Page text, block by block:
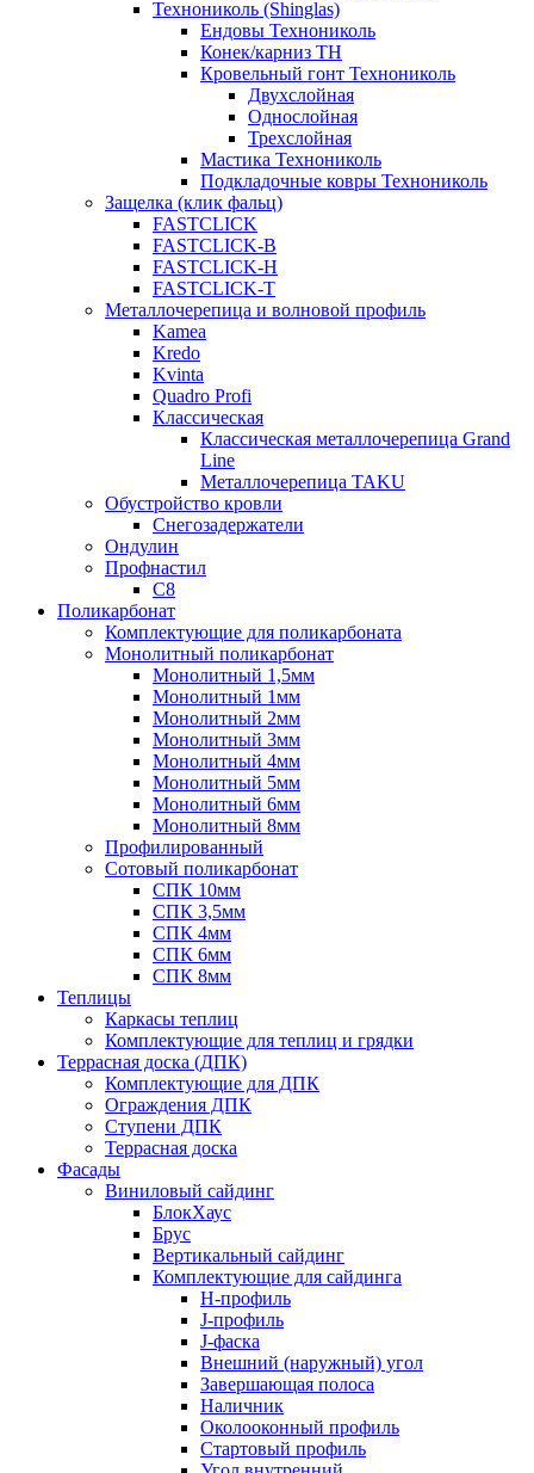
Технониколь (Shinglas)
Ендовы Технониколь
Конек/карниз ТН
Кровельный гонт Технониколь
Двухслойная
Однослойная
Трехслойная
Мастика Технониколь
Подкладочные ковры Технониколь
Защелка (клик фальц)
FASTCLICK
FASTCLICK-B
FASTCLICK-H
FASTCLICK-T
Металлочерепица и волновой профиль
Kamea
Kredo
Kvinta
Quadro Profi
Классическая
Классическая металлочерепица Grand
Line
Металлочерепица TAKU
Обустройство кровли
Снегозадержатели
Ондулин
Профнастил
С8
Поликарбонат
Комплектующие для поликарбоната
Монолитный поликарбонат
Монолитный 1,5мм
Монолитный 1мм
Монолитный 2мм
Монолитный 3мм
Монолитный 4мм
Монолитный 5мм
Монолитный 6мм
Монолитный 8мм
Профилированный
Сотовый поликарбонат
СПК 10мм
СПК 3,5мм
СПК 4мм
СПК 6мм
СПК 8мм
Теплицы
Каркасы теплиц
Комплектующие для теплиц и грядки
Террасная доска (ДПК)
Комплектующие для ДПК
Ограждения ДПК
Ступени ДПК
Террасная доска
Фасады
Виниловый сайдинг
БлокХаус
Брус
Вертикальный сайдинг
Комплектующие для сайдинга
H-профиль
J-профиль
J-фаска
Внешний (наружный) угол
Завершающая полоса
Наличник
Околооконный профиль
Стартовый профиль